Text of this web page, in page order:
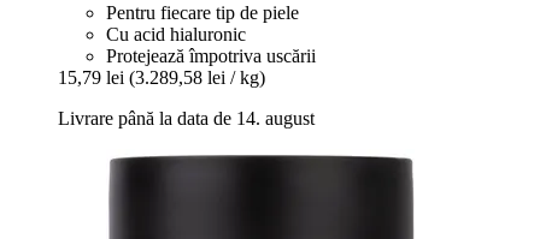
Pentru fiecare tip de piele
Cu acid hialuronic
Protejează împotriva uscării
15,79 lei (3.289,58 lei / kg)
Livrare până la data de 14. august